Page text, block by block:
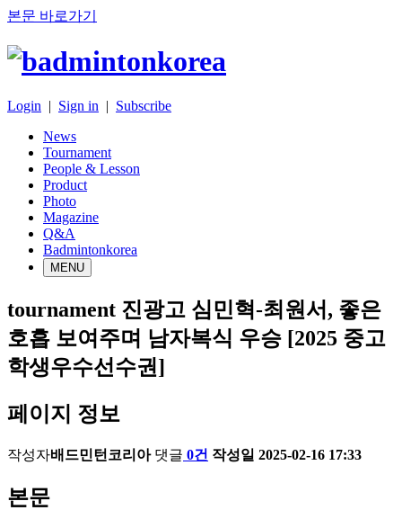
본문 바로가기
Login | Sign in | Subscribe
News
Tournament
People & Lesson
Product
Photo
Magazine
Q&A
Badmintonkorea
MENU
tournament 진광고 심민혁-최원서, 좋은
호흡 보여주며 남자복식 우승 [2025 중고
학생우수선수권]
페이지 정보
작성자배드민턴코리아 댓글 0건 작성일 2025-02-16 17:33
본문